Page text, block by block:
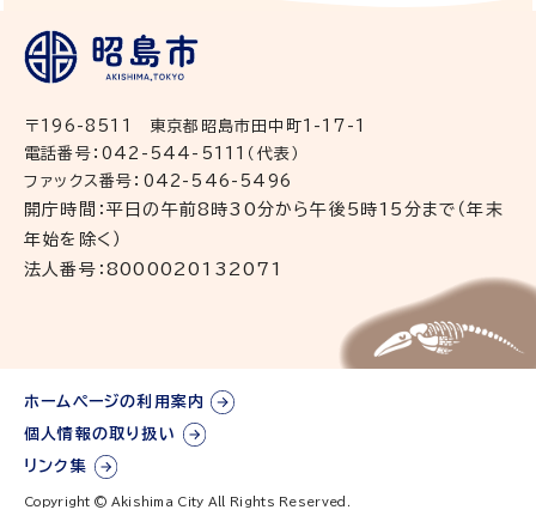
〒196-8511 東京都昭島市田中町1-17-1
電話番号：042-544-5111（代表）
ファックス番号：042-546-5496
開庁時間：平日の午前8時30分から午後5時15分まで（年末
年始を除く）
法人番号：8000020132071
ホームページの利用案内
個人情報の取り扱い
リンク集
Copyright © Akishima City All Rights Reserved.